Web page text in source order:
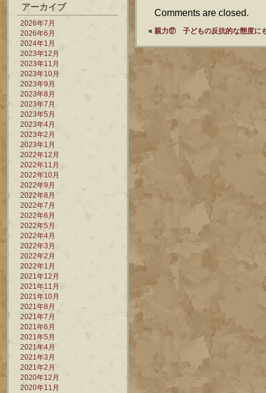
アーカイブ
2026年7月
2026年6月
2024年1月
2023年12月
2023年11月
2023年10月
2023年9月
2023年8月
2023年7月
2023年5月
2023年4月
2023年2月
2023年1月
2022年12月
2022年11月
2022年10月
2022年9月
2022年8月
2022年7月
2022年6月
2022年5月
2022年4月
2022年3月
2022年2月
2022年1月
2021年12月
2021年11月
2021年10月
2021年8月
2021年7月
2021年6月
2021年5月
2021年4月
2021年3月
2021年2月
2020年12月
2020年11月
Comments are closed.
« 親力⑰ 子どもの反抗的な態度に